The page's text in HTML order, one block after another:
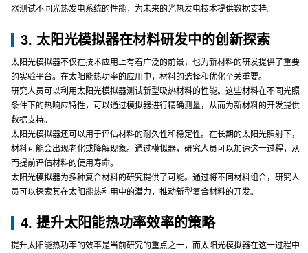
器测试不同光热发电系统的性能，为未来的光热发电技术提供数据支持。
3. 太阳光模拟器在材料研发中的创新探索
太阳光模拟器不仅在技术应用上有着广泛的前景，也为新材料的研发提供了重要
的实验平台。在太阳能热功率的应用中，材料的选择和优化至关重要。
研究人员可以利用太阳光模拟器测试新型吸热材料的性能。这些材料在不同光照
条件下的热响应特性，可以通过模拟器进行精确测量，从而为新材料的开发提供
数据支持。
太阳光模拟器还可以用于评估材料的耐久性和稳定性。在长期的太阳光照射下，
材料可能会出现老化或降解现象。通过模拟器，研究人员可以加速这一过程，从
而提前评估材料的使用寿命。
太阳光模拟器为多种复合材料的研究提供了可能。通过将不同材料组合，研究人
员可以探索其在太阳能热利用中的潜力，推动新型复合材料的开发。
4. 提升太阳能热功率效率的策略
提升太阳能热功率的效率是当前研究的重点之一，而太阳光模拟器在这一过程中